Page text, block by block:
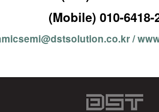
(Mobile) 010-6418-
/